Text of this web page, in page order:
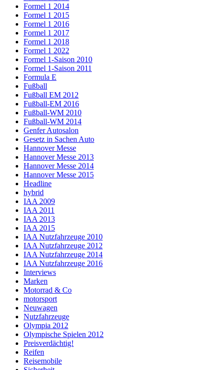
Formel 1 2014
Formel 1 2015
Formel 1 2016
Formel 1 2017
Formel 1 2018
Formel 1 2022
Formel 1-Saison 2010
Formel 1-Saison 2011
Formula E
Fußball
Fußball EM 2012
Fußball-EM 2016
Fußball-WM 2010
Fußball-WM 2014
Genfer Autosalon
Gesetz in Sachen Auto
Hannover Messe
Hannover Messe 2013
Hannover Messe 2014
Hannover Messe 2015
Headline
hybrid
IAA 2009
IAA 2011
IAA 2013
IAA 2015
IAA Nutzfahrzeuge 2010
IAA Nutzfahrzeuge 2012
IAA Nutzfahrzeuge 2014
IAA Nutzfahrzeuge 2016
Interviews
Marken
Motorrad & Co
motorsport
Neuwagen
Nutzfahrzeuge
Olympia 2012
Olympische Spielen 2012
Preisverdächtig!
Reifen
Reisemobile